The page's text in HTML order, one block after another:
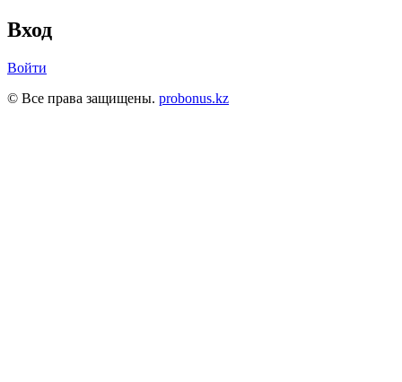
Вход
Войти
© Все права защищены. probonus.kz